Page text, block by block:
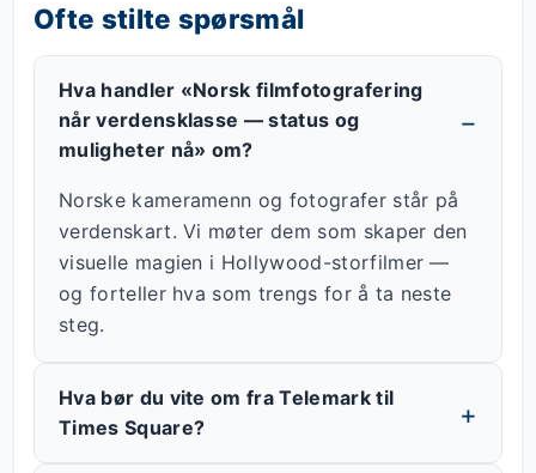
Ofte stilte spørsmål
Hva handler «Norsk filmfotografering
når verdensklasse — status og
muligheter nå» om?
Norske kameramenn og fotografer står på
verdenskart. Vi møter dem som skaper den
visuelle magien i Hollywood-storfilmer —
og forteller hva som trengs for å ta neste
steg.
Hva bør du vite om fra Telemark til
Times Square?